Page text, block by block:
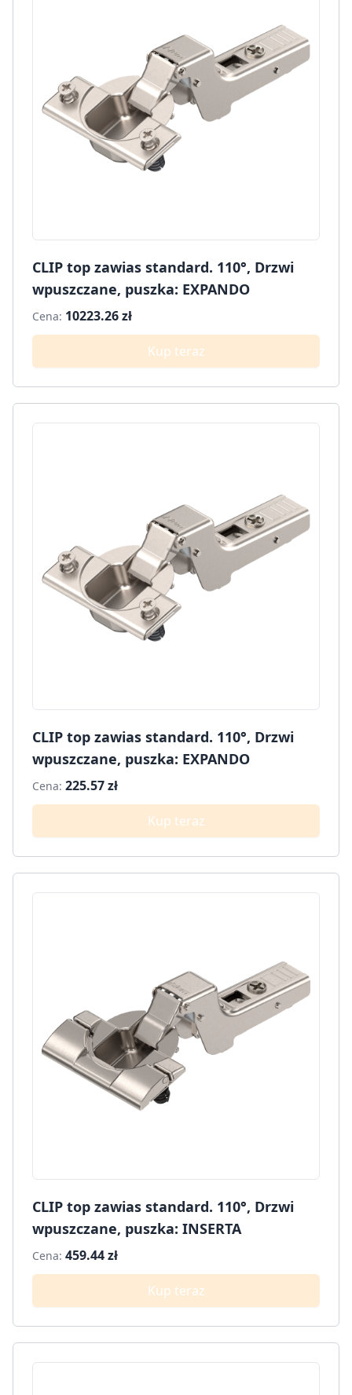
CLIP top zawias standard. 110°, Drzwi
wpuszczane, puszka: EXPANDO
Cena: 10223.26 zł
Kup teraz
CLIP top zawias standard. 110°, Drzwi
wpuszczane, puszka: EXPANDO
Cena: 225.57 zł
Kup teraz
CLIP top zawias standard. 110°, Drzwi
wpuszczane, puszka: INSERTA
Cena: 459.44 zł
Kup teraz